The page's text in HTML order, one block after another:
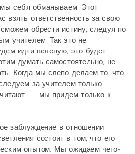
мы себя обманываем. Этот
взять ответственность за свою
обрести истину, следуя по
учителем. Так это не
идти вслепую, это будет
думать самостоятельно, не
Когда мы слепо делаем то, что
за учителем только
— мы придем только к
заблуждение в отношении
состоит в том, что его
опытом. Мы ожидаем чего-